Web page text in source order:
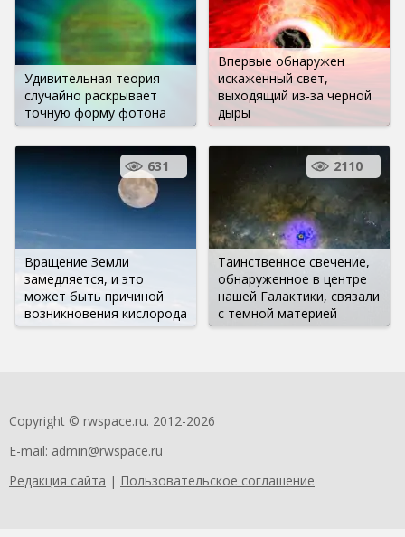
Удивительная теория
случайно раскрывает
точную форму фотона
Впервые обнаружен
искаженный свет,
выходящий из-за черной
дыры
Вращение Земли
замедляется, и это
может быть причиной
возникновения кислорода
631
Таинственное свечение,
обнаруженное в центре
нашей Галактики, связали
с темной материей
2110
Copyright © rwspace.ru. 2012-2026
E-mail: admin@rwspace.ru
Редакция сайта | Пользовательское соглашение